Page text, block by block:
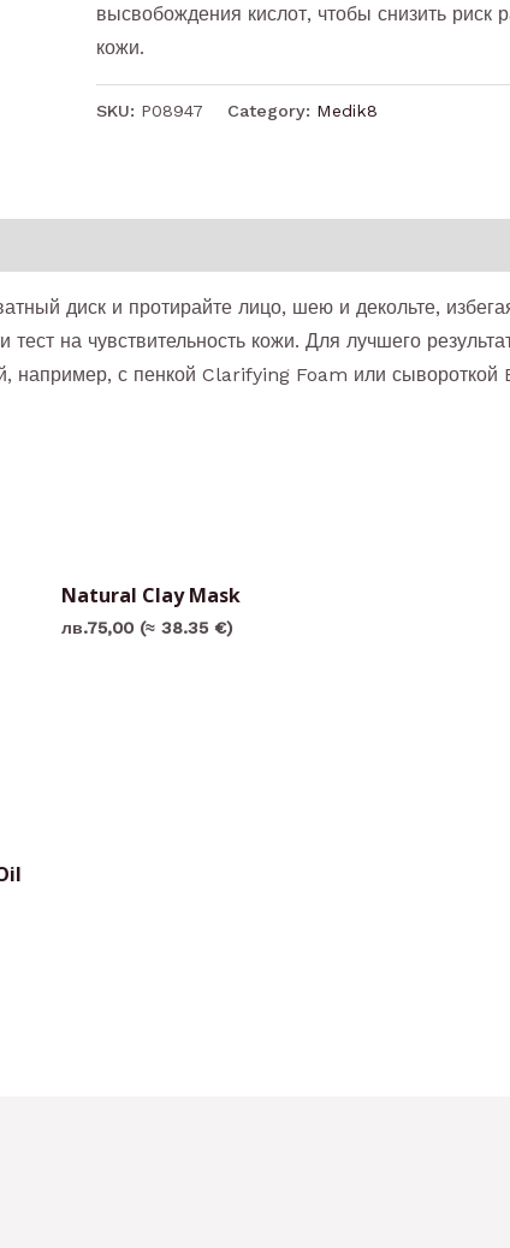
высвобождения кислот, чтобы снизить риск
кожи.
SKU: P08947 Category: Medik8
диск и протирайте лицо, шею и декольте,
на чувствительность кожи. Для лучшего
например, с пенкой Clarifying Foam или сывороткой
Natural Clay Mask
лв.75,00 (≈ 38.35 €)